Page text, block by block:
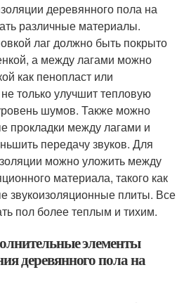
деревянного пола на
различные материалы.
лаг должно быть покрыто
а между лагами можно
как пенопласт или
только улучшит тепловую
шумов. Также можно
прокладки между лагами и
передачу звуков. Для
можно уложить между
материала, такого как
звукоизоляционные плиты. Все
пол более теплым и тихим.
элементы
деревянного пола на